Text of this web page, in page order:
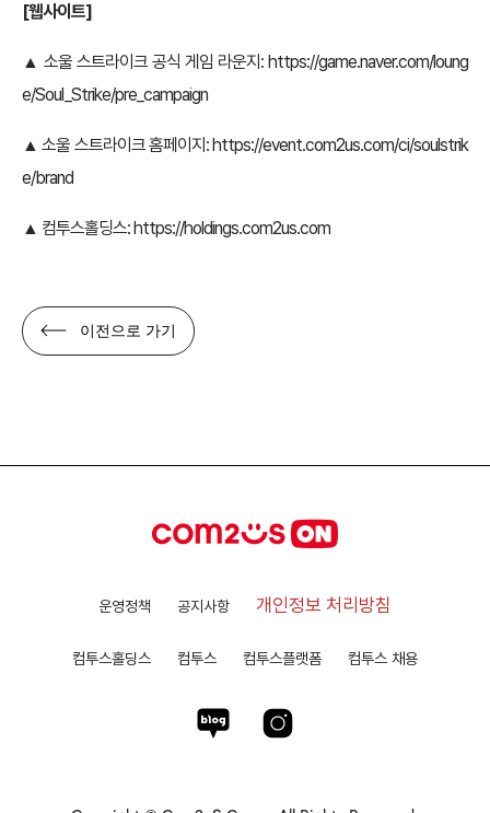
[웹사이트]
▲ 소울 스트라이크 공식 게임 라운지: https://game.naver.com/loung
e/Soul_Strike/pre_campaign
▲ 소울 스트라이크 홈페이지:https://event.com2us.com/ci/soulstrik
e/brand
▲ 컴투스홀딩스: https://holdings.com2us.com
이전으로 가기
운영정책 공지사항 개인정보 처리방침
컴투스홀딩스 컴투스 컴투스플랫폼 컴투스 채용